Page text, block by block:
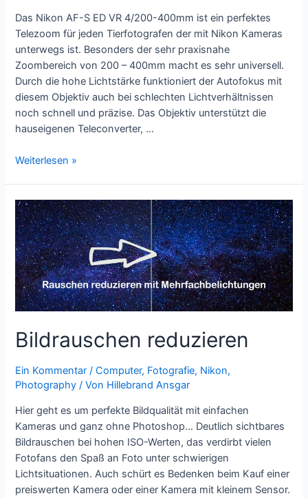
Das Nikon AF-S ED VR 4/200-400mm ist ein perfektes
Telezoom für jeden Tierfotografen der mit Nikon Kameras
unterwegs ist. Besonders der sehr praxisnahe
Zoombereich von 200 – 400mm macht es sehr universell.
Durch die hohe Lichtstärke funktioniert der Autofokus mit
diesem Objektiv auch bei schlechten Lichtverhältnissen
noch schnell und präzise. Das Objektiv unterstützt die
hauseigenen Teleconverter, …
Bye
Weiterlesen »
Bildrauschen reduzieren
Ein Kommentar /Computer, Fotografie, Nikon,
Photography / Von Hillebrand Ansgar
Hier geht es um perfekte Bildqualität mit einfachen
Kameras und ganz ohne Photoshop… Deutlich sichtbares
Bildrauschen bei hohen ISO-Werten, das verdirbt vielen
Fotofans den Spaß an Foto unter schwierigen
Lichtsituationen. Auch schürt es Bedenken beim Kauf einer
preiswerten Kamera oder einer Kamera mit kleinem Sensor.